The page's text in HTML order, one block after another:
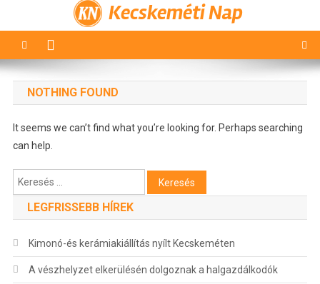
Kecskeméti Nap
NOTHING FOUND
It seems we can’t find what you’re looking for. Perhaps searching
can help.
Keresés:
LEGFRISSEBB HÍREK
Kimonó-és kerámiakiállítás nyílt Kecskeméten
A vészhelyzet elkerülésén dolgoznak a halgazdálkodók